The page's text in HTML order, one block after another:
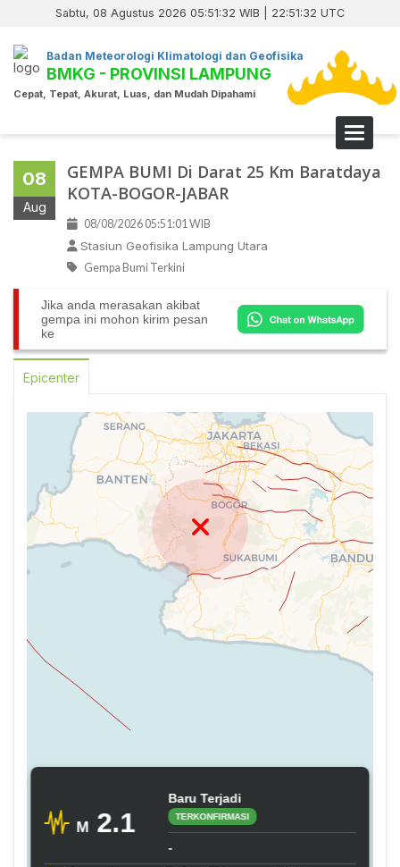
Sabtu, 08 Agustus 2026 05:51:33 WIB | 22:51:33 UTC
Badan Meteorologi Klimatologi dan Geofisika
BMKG - PROVINSI LAMPUNG
Cepat, Tepat, Akurat, Luas, dan Mudah Dipahami
Toggle
08
Aug
GEMPA BUMI Di Darat 25 Km Baratdaya
KOTA-BOGOR-JABAR
08/08/2026 05:51:01 WIB
Stasiun Geofisika Lampung Utara
Gempa Bumi Terkini
Jika anda merasakan akibat
gempa ini mohon kirim pesan
ke
Epicenter